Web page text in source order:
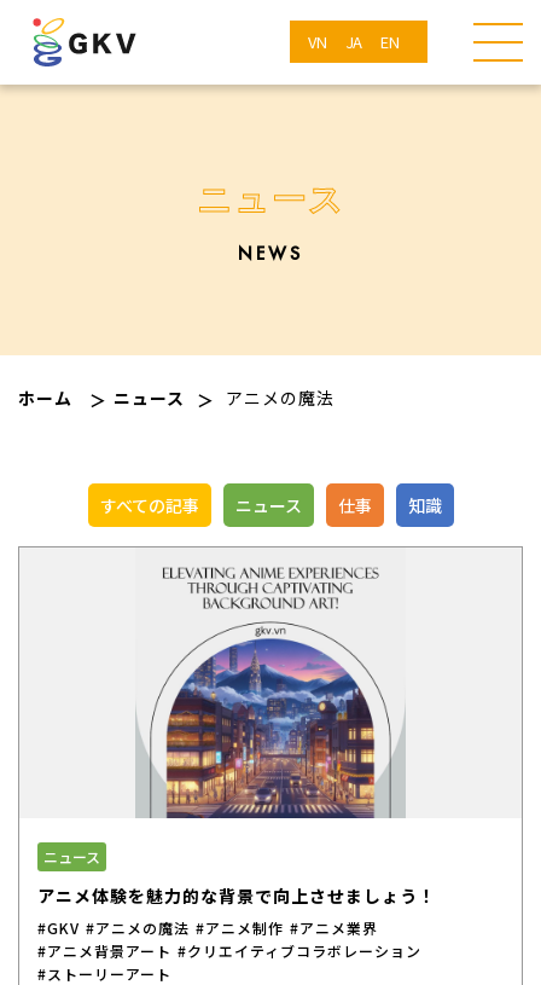
VN JA EN
ニュース
NEWS
ホーム ニュース アニメの魔法
すべての記事 ニュース 仕事 知識
ニュース
アニメ体験を魅力的な背景で向上させましょう！
#GKV #アニメの魔法 #アニメ制作 #アニメ業界
#アニメ背景アート #クリエイティブコラボレーション
#ストーリーアート